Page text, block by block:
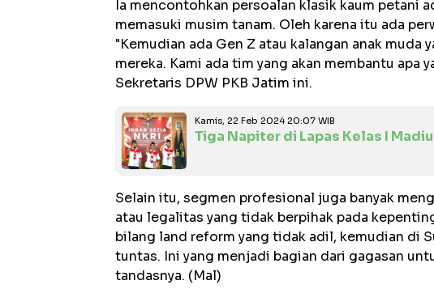
Ia mencontohkan persoalan klasik kaum petani
memasuki musim tanam. Oleh karena itu ada
"Kemudian ada Gen Z atau kalangan anak muda
mereka. Kami ada tim yang akan membantu apa
Sekretaris DPW PKB Jatim ini.
Kamis, 22 Feb 2024 20:07 WIB
Tiga Napiter di Lapas Kelas I
Selain itu, segmen profesional juga banyak
atau legalitas yang tidak berpihak pada
bilang land reform yang tidak adil, kemudian di
tuntas. Ini yang menjadi bagian dari gagasan
tandasnya. (Mal)